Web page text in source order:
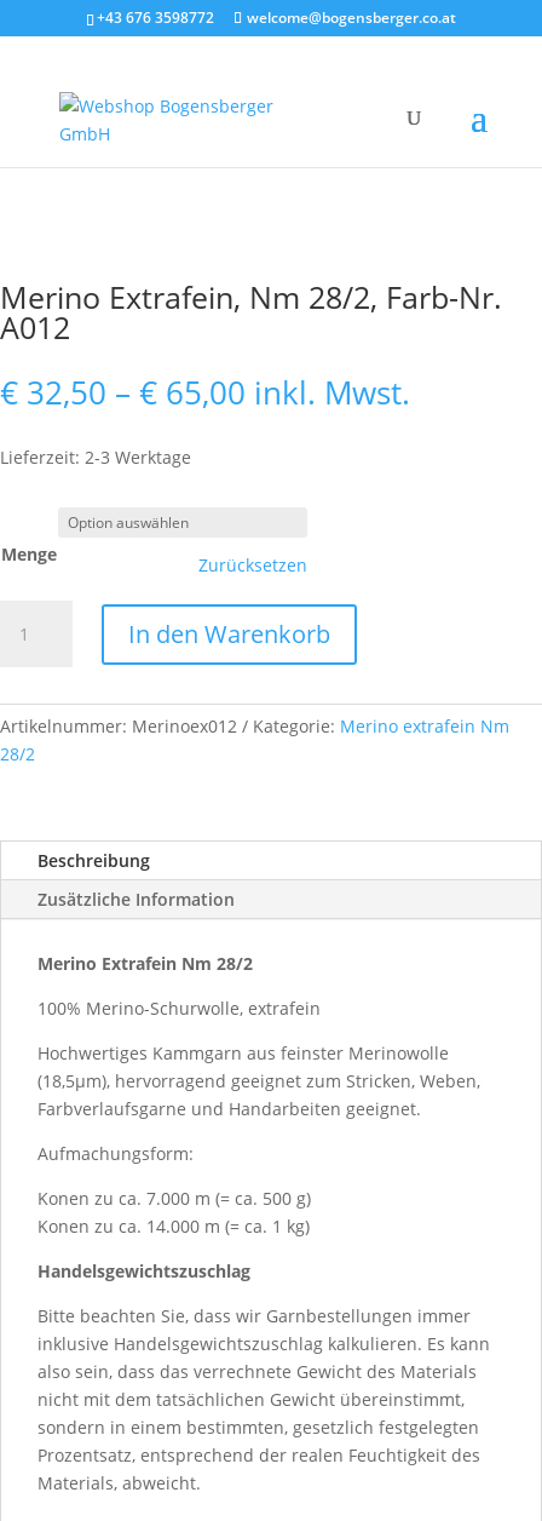
+43 676 3598772 welcome@bogensberger.co.at
Merino Extrafein, Nm 28/2, Farb-Nr.
A012
€ 32,50 – € 65,00 Preisspanne:
€ 32,50
inkl. Mwst.
Lieferzeit: 2-3 Werktage
Menge Zurücksetzen
Extrafein,
Farb-
Nr.
In den Warenkorb
Artikelnummer: Merinoex012 Kategorie: Merino extrafein Nm
28/2
Beschreibung
Zusätzliche Information
Merino Extrafein Nm 28/2
100% Merino-Schurwolle, extrafein
Hochwertiges Kammgarn aus feinster Merinowolle
(18,5µm), hervorragend geeignet zum Stricken, Weben,
Farbverlaufsgarne und Handarbeiten geeignet.
Aufmachungsform:
Konen zu ca. 7.000 m (= ca. 500 g)
Konen zu ca. 14.000 m (= ca. 1 kg)
Handelsgewichtszuschlag
Bitte beachten Sie, dass wir Garnbestellungen immer
inklusive Handelsgewichtszuschlag kalkulieren. Es kann
also sein, dass das verrechnete Gewicht des Materials
nicht mit dem tatsächlichen Gewicht übereinstimmt,
sondern in einem bestimmten, gesetzlich festgelegten
Prozentsatz, entsprechend der realen Feuchtigkeit des
Materials, abweicht.